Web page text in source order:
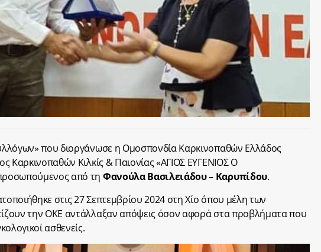
που διοργάνωσε η Ομοσπονδία Καρκινοπαθών Ελλάδος
Καρκινοπαθών Κιλκίς & Παιονίας «ΑΓΙΟΣ ΕΥΓΕΝΙΟΣ Ο
από τη Φανούλα Βασιλειάδου – Καρυπίδου.
στις 27 Σεπτεμβρίου 2024 στη Χίο όπου μέλη των
την ΟΚΕ αντάλλαξαν απόψεις όσον αφορά στα προβλήματα που
ασθενείς.